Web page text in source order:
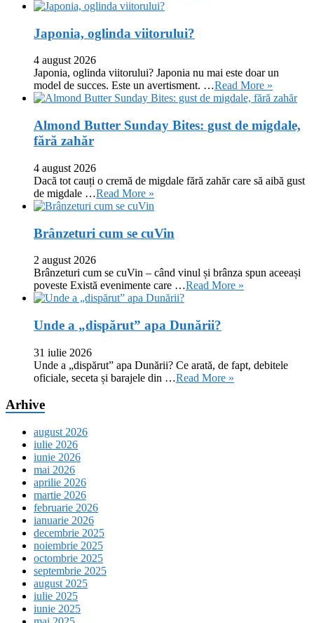
Japonia, oglinda viitorului?
4 august 2026
Japonia, oglinda viitorului? Japonia nu mai este doar un
model de succes. Este un avertisment. …Read More »
Almond Butter Sunday Bites: gust de migdale,
fără zahăr
4 august 2026
Dacă tot cauți o cremă de migdale fără zahăr care să aibă gust
de migdale …Read More »
Brânzeturi cum se cuVin
2 august 2026
Brânzeturi cum se cuVin – când vinul și brânza spun aceeași
poveste Există evenimente care …Read More »
Unde a „dispărut” apa Dunării?
31 iulie 2026
Unde a „dispărut” apa Dunării? Ce arată, de fapt, debitele
oficiale, seceta și barajele din …Read More »
Arhive
august 2026
iulie 2026
iunie 2026
mai 2026
aprilie 2026
martie 2026
februarie 2026
ianuarie 2026
decembrie 2025
noiembrie 2025
octombrie 2025
septembrie 2025
august 2025
iulie 2025
iunie 2025